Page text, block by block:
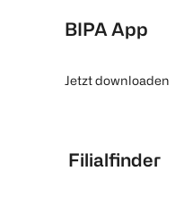
BIPA App
Jetzt downloaden
Filialfinder